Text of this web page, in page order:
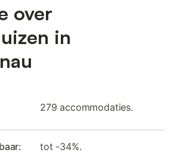
over
in
279 accommodaties.
tot -34%.